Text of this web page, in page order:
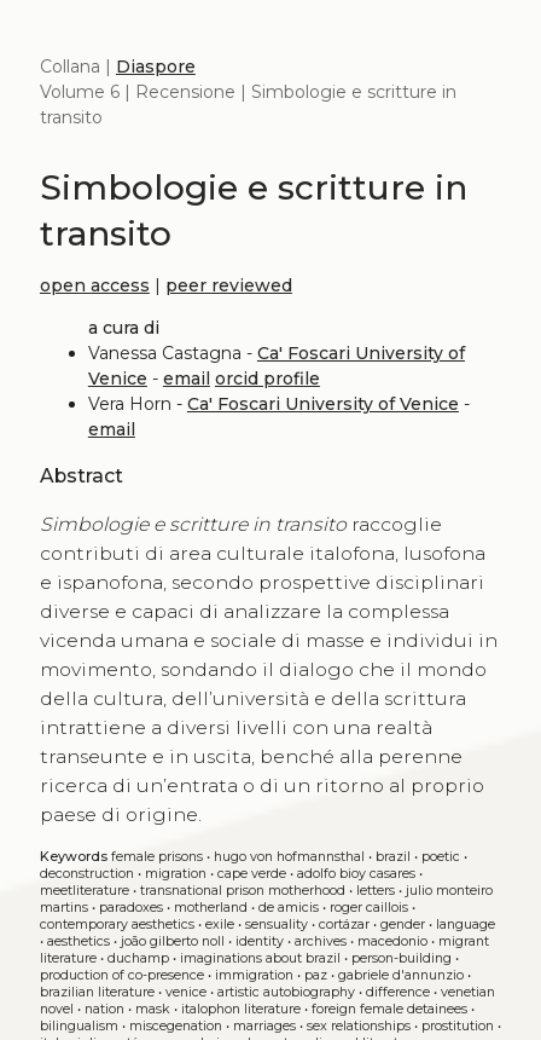
Collana | Diaspore
Volume 6 | Recensione | Simbologie e scritture in
transito
Simbologie e scritture in
transito
open access | peer reviewed
a cura di
Vanessa Castagna - Ca' Foscari University of
Venice - email orcid profile
Vera Horn - Ca' Foscari University of Venice -
email
Abstract
Simbologie e scritture in transitoraccoglie
contributi di area culturale italofona, lusofona
e ispanofona, secondo prospettive disciplinari
diverse e capaci di analizzare la complessa
vicenda umana e sociale di masse e individui in
movimento, sondando il dialogo che il mondo
della cultura, dell’università e della scrittura
intrattiene a diversi livelli con una realtà
transeunte e in uscita, benché alla perenne
ricerca di un’entrata o di un ritorno al proprio
paese di origine.
Keywords female prisons• hugo von hofmannsthal • brazil • poetic •
deconstruction • migration • cape verde• adolfo bioy casares•
meetliterature• transnational prison motherhood • letters• julio monteiro
martins• paradoxes• motherland • de amicis• roger caillois•
contemporary aesthetics• exile• sensuality• cortázar• gender• language
• aesthetics• joão gilberto noll • identity• archives• macedonio• migrant
literature• duchamp• imaginations about brazil • person-building •
production of co-presence• immigration • paz• gabriele d'annunzio•
brazilian literature• venice• artistic autobiography• difference• venetian
novel • nation • mask • italophon literature• foreign female detainees•
bilingualism • miscegenation • marriages• sex relationships• prostitution •